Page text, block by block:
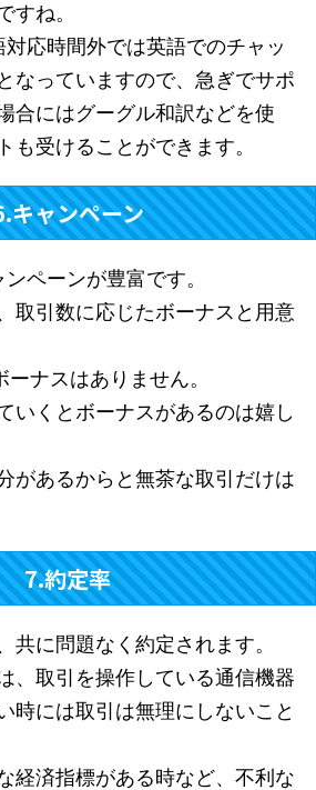
すね。
応時間外では英語でのチャッ
なっていますので、急ぎでサポ
合にはグーグル和訳などを使
も受けることができます。
キャンペーン
ペーンが豊富です。
取引数に応じたボーナスと用意
ナスはありません。
いくとボーナスがあるのは嬉し
があるからと無茶な取引だけは
7.約定率
共に問題なく約定されます。
、取引を操作している通信機器
時には取引は無理にしないこと
経済指標がある時など、不利な